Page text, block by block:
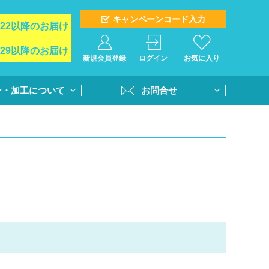
以降のお届け
以降のお届け
キャンペーンコード入力
新規会員登録 ログイン お気に入り
加工について お問合せ